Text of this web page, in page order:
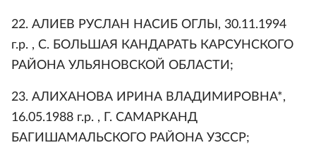
22. АЛИЕВ РУСЛАН НАСИБ ОГЛЫ, 30.11.1994
г.р. , С. БОЛЬШАЯ КАНДАРАТЬ КАРСУНСКОГО
РАЙОНА УЛЬЯНОВСКОЙ ОБЛАСТИ;
23. АЛИХАНОВА ИРИНА ВЛАДИМИРОВНА*,
16.05.1988 г.р. , Г. САМАРКАНД
БАГИШАМАЛЬСКОГО РАЙОНА УЗССР;